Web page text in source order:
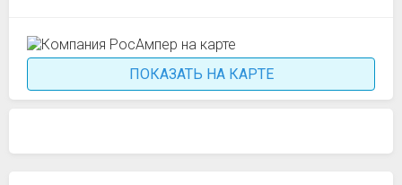
ПОКАЗАТЬ НА КАРТЕ